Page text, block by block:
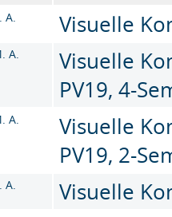
A.
Visuelle
A.
Visuelle
PV19, 4-
A.
Visuelle
PV19, 2-
A. Visuelle